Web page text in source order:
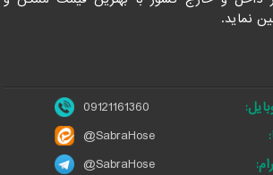
نماید.
09121161360
@SabraHose
@SabraHose